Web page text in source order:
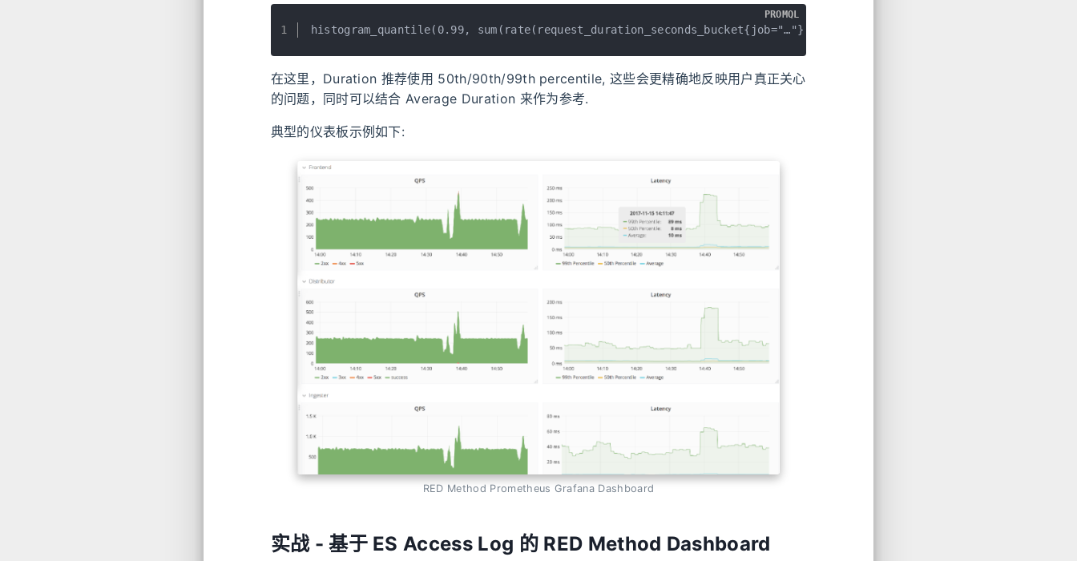
1 histogram_quantile(0.99, sum(rate(request_duration_seconds_bucket{job="…"}[1m])) by (le))
PROMQL
在这里，Duration 推荐使用 50th/90th/99th percentile, 这些会更精确地反映用户真正关心
的问题，同时可以结合 Average Duration 来作为参考.
典型的仪表板示例如下:
RED Method Prometheus Grafana Dashboard
实战 - 基于 ES Access Log 的 RED Method Dashboard